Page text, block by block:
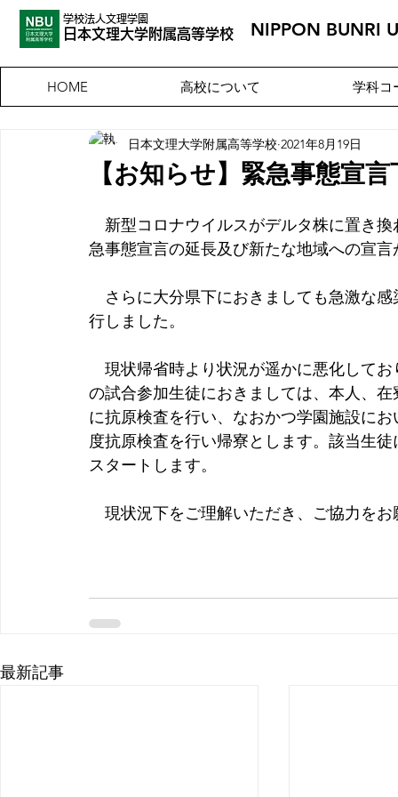
学校法人文理学園
​日本文理大学附属高等学校 NIPPON BUNRI
HOME 高校について 学科コ
【お知らせ】緊急事態宣
日本文理大学附属高等学校 2021年8月19日
新型コロナウイルスがデルタ株に置き
急事態宣言の延長及び新たな地域への宣
さらに大分県下におきましても急激な
行しました。
現状帰省時より状況が遥かに悪化して
の試合参加生徒におきましては、本人、
に抗原検査を行い、なおかつ学園施設に
度抗原検査を行い帰寮とします。該当生
スタートします。
現状況下をご理解いただき、ご協力をお
最新記事